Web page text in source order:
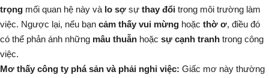
trọng mối quan hệ này và lo sợ sự thay đổi trong môi trường làm
việc. Ngược lại, nếu bạn cảm thấy vui mừng hoặc thờ ơ, điều đó
có thể phản ánh những mâu thuẫn hoặc sự cạnh tranh trong công
việc.
Mơ thấy công ty phá sản và phải nghỉ việc: Giấc mơ này thường